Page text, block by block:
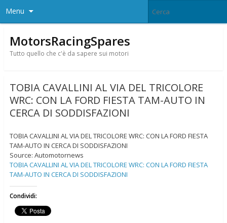
Menu
MotorsRacingSpares
Tutto quello che c'è da sapere sui motori
TOBIA CAVALLINI AL VIA DEL TRICOLORE
WRC: CON LA FORD FIESTA TAM-AUTO IN
CERCA DI SODDISFAZIONI
TOBIA CAVALLINI AL VIA DEL TRICOLORE WRC: CON LA FORD FIESTA
TAM-AUTO IN CERCA DI SODDISFAZIONI
Source: Automotornews
TOBIA CAVALLINI AL VIA DEL TRICOLORE WRC: CON LA FORD FIESTA
TAM-AUTO IN CERCA DI SODDISFAZIONI
Condividi: